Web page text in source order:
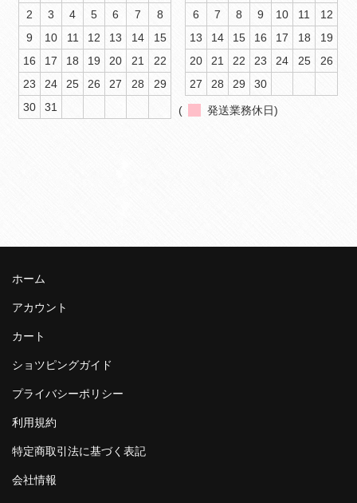
2
3 4 5 6 7
8
9
10 11 12 13 14
15
16
17 18 19 20 21
22
23
24 25 26 27 28
29
30
31
6
7 8 9 10 11
12
13
14 15 16 17 18
19
20
21 22 23 24 25
26
27
28 29 30
( 発送業務休日)
ホーム
アカウント
カート
ショツピングガイド
プライバシーポリシー
利用規約
特定商取引法に基づく表記
会社情報